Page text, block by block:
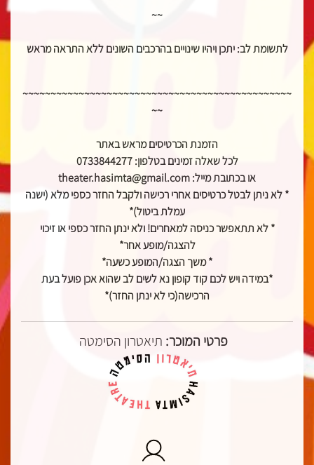
~~
לתשומת לב: יתכן ויהיו שינויים בהרכבים השונים ללא התראה מראש
~~~~~~~~~~~~~~~~~~~~~~~~~~~~~~~~~~~~~~~~~~~~~~~~
~~
הזמנת הכרטיסים מראש באתר
לכל שאלה זמינים בטלפון: 0733844277
או בכתובת מייל: theater.hasimta@gmail.com
* לא ניתן לבטל כרטיסים אחרי רכישה ולקבל החזר כספי מלא (ישנה
עמלת ביטול)*
* לא תתאפשר כניסה למאחרים! ולא ינתן החזר כספי או זיכוי
להצגה/מופע אחר*
* משך הצגה/המופע כשעה*
*במידה ויש לכם קוד קופון נא לשים לב שהוא אכן פועל בעת
הרכישה(כי לא ינתן החזר)*
פרטי המוכר: תיאטרון הסימטה